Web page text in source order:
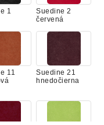
1
Suedine 2
červená
11
Suedine 21
hnedočierna